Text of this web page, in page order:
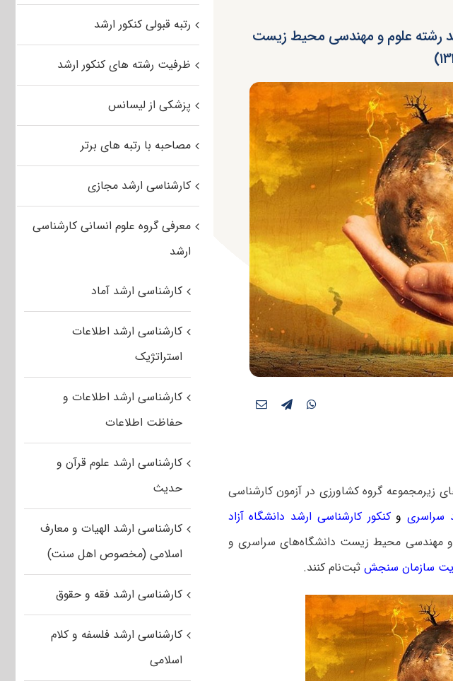
رشته علوم و مهندسی محیط زیست
گروه کشاورزی در آزمون کارشناسی
سراسری وکنکور کارشناسی ارشد دانشگاه آزاد
و مهندسی محیط زیست دانشگاه‌های سراسری و
سازمان سنجشثبت‌نام کنند.
رتبه قبولی کنکور ارشد
ظرفیت رشته های کنکور ارشد
پزشکی از لیسانس
مصاحبه با رتبه های برتر
کارشناسی ارشد مجازی
معرفی گروه علوم انسانی کارشناسی
ارشد
کارشناسی ارشد آماد
کارشناسی ارشد اطلاعات
استراتژیک
کارشناسی ارشد اطلاعات و
حفاظت اطلاعات
کارشناسی ارشد علوم قرآن و
حدیث
کارشناسی ارشد الهیات و معارف
اسلامی (مخصوص اهل سنت)
کارشناسی ارشد فقه و حقوق
کارشناسی ارشد فلسفه و کلام
اسلامی